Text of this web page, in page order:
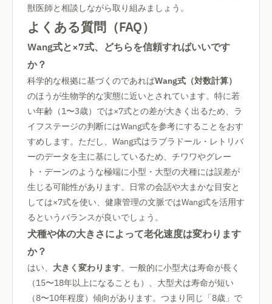
獣医師と相談しながら取り組みましょう。
よくある質問（FAQ）
Wang式と×7式、どちらを信頼すればいいです
か？
科学的な根拠に基づくのであればWang式（対数計算）
のほうが生物学的な実態に近いとされています。特に若
い年齢（1〜3歳）では×7式との差が大きく出るため、ラ
イフステージの判断にはWang式を参考にすることをおす
すめします。ただし、Wang式はラブラドール・レトリバ
ーのデータを主に基にしているため、チワワやグレー
ト・デーンのような極端に小型・大型の犬種には誤差が
生じる可能性があります。日常の会話や大まかな目安と
しては×7式を使い、健康管理の文脈ではWang式を活用す
るというバランスが良いでしょう。
犬種や体の大きさによって老化速度は変わります
か？
はい、 大きく変わります。一般的に小型犬は寿命が長く
（15〜18年以上になることも）、大型犬は寿命が短い
（8〜10年程度）傾向があります。つまり同じ「8歳」で